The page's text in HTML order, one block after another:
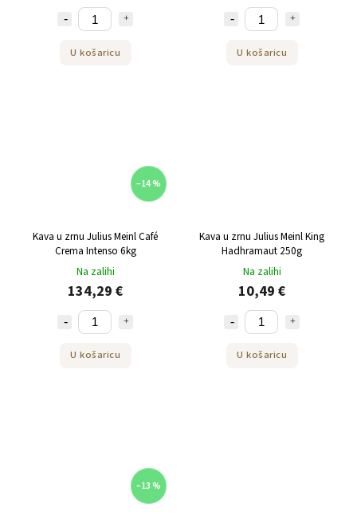
U košaricu U košaricu
–14 %
Kava u zrnu Julius Meinl Café
Crema Intenso 6kg
Na zalihi
134,29 €
U košaricu
Kava u zrnu Julius Meinl King
Hadhramaut 250g
Na zalihi
10,49 €
U košaricu
–13 %